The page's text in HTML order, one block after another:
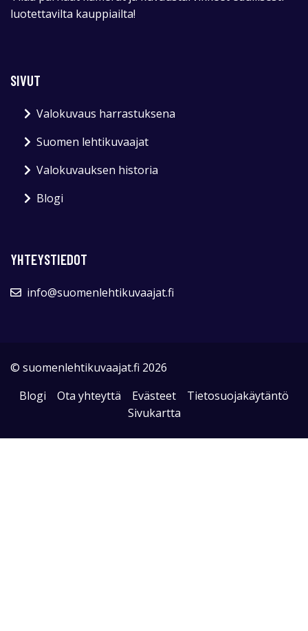
luotettavilta kauppiailta!
SIVUT
Valokuvaus harrastuksena
Suomen lehtikuvaajat
Valokuvauksen historia
Blogi
YHTEYSTIEDOT
info@suomenlehtikuvaajat.fi
© suomenlehtikuvaajat.fi 2026
Blogi
Ota yhteyttä Evästeet
Tietosuojakäytäntö
Sivukartta